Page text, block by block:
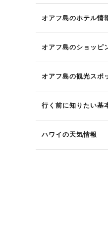
オアフ島のホテル情
オアフ島のショッピ
オアフ島の観光スポ
行く前に知りたい基
ハワイの天気情報